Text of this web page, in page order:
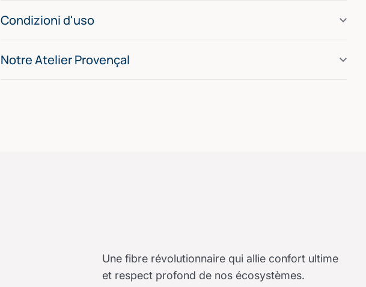
Condizioni d'uso
Notre Atelier Provençal
Une fibre révolutionnaire qui allie confort ultime
et respect profond de nos écosystèmes.